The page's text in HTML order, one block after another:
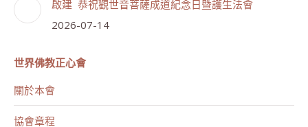
啟建 恭祝觀世音菩薩成道紀念日暨護生法會
2026-07-14
世界佛教正心會
關於本會
協會章程